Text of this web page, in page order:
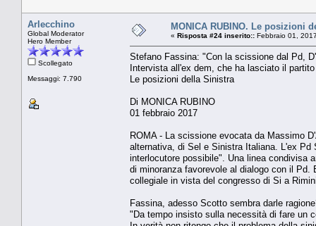
Arlecchino
Global Moderator
Hero Member
Scollegato
Messaggi: 7.790
MONICA RUBINO. Le posizioni
« Risposta #24 inserito:: Febbraio 01,
Stefano Fassina: "Con la scissione dal Pd,
Intervista all'ex dem, che ha lasciato il
Le posizioni della Sinistra
Di MONICA RUBINO
01 febbraio 2017
ROMA - La scissione evocata da Massimo
alternativa, di Sel e Sinistra Italiana. L'ex Pd
interlocutore possibile". Una linea condivisa
di minoranza favorevole al dialogo con il
collegiale in vista del congresso di Si a
Fassina, adesso Scotto sembra darle
"Da tempo insisto sulla necessità di fare un